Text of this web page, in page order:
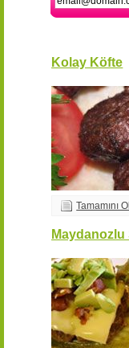
Kolay Köfte
Tamamını
Maydanozlu